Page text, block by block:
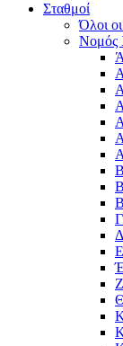
Σταθμοί
Όλοι
Νομός